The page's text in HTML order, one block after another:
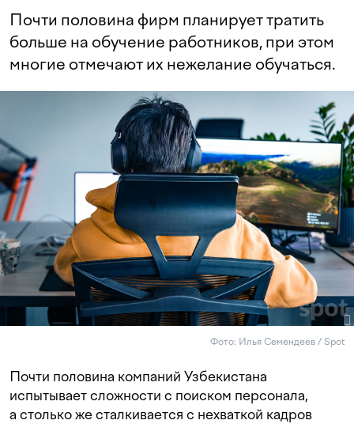
Почти половина фирм планирует тратить
больше на обучение работников, при этом
многие отмечают их нежелание обучаться.
Фото: Илья Семендеев / Spot
Почти половина компаний Узбекистана
испытывает сложности с поиском персонала,
а столько же сталкивается с нехваткой кадров